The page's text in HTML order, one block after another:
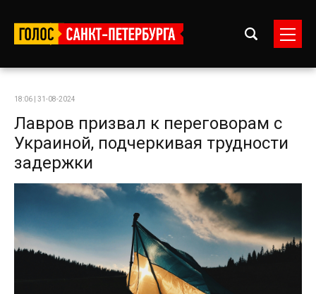
18:06 | 31-08-2024
Лавров призвал к переговорам с
Украиной, подчеркивая трудности
задержки